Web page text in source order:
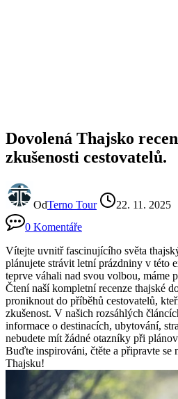
Dovolená Thajsko
zkušenosti cestovatelů.
OdTerno Tour
22. 11. 2025
0 Komentáře
Vítejte uvnitř fascinujícího světa
plánujete strávit letní prázdniny v této
teprve váhali nad svou volbou, máme
Čtení naší kompletní recenze thajské
proniknout do příběhů cestovatelů,
zkušenost. V našich rozsáhlých
informace o destinacích, ubytování,
nebudete mít žádné otazníky při
Buďte inspirováni, čtěte a připravte se
Thajsku!